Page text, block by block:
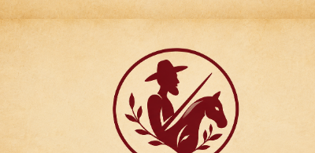
Articulos para Regalo Torfer.